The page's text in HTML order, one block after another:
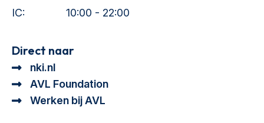
IC:
10:00 - 22:00
Direct naar
nki.nl
AVL Foundation
Werken bij AVL